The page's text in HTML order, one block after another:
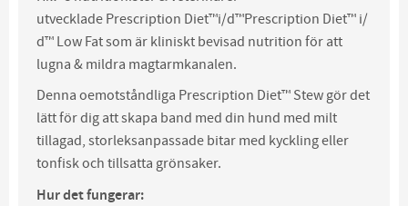
utvecklade Prescription Diet™i/d™Prescription Diet™ i/
d™ Low Fat som är kliniskt bevisad nutrition för att
lugna & mildra magtarmkanalen.
Denna oemotståndliga Prescription Diet™ Stew gör det
lätt för dig att skapa band med din hund med milt
tillagad, storleksanpassade bitar med kyckling eller
tonfisk och tillsatta grönsaker.
Hur det fungerar: